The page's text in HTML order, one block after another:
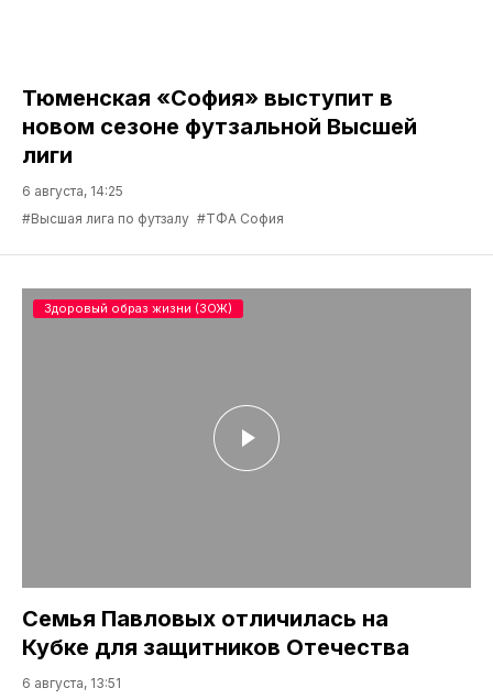
Тюменская «София» выступит в
новом сезоне футзальной Высшей
лиги
6 августа, 14:25
#Высшая лига по футзалу #ТФА София
Семья Павловых отличилась на
Кубке для защитников Отечества
6 августа, 13:51
Здоровый образ жизни (ЗОЖ)